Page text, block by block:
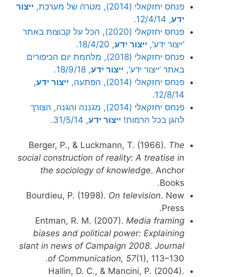
פנחס יחזקאלי (2014), מטרה של מערכת,
ייצור
ידע, 12/4/14.
פנחס יחזקאלי (2020), הכל על קבוצות באתר
‘ייצור ידע’, ייצור ידע, 18/4/20.
פנחס יחזקאלי (2018), מלחמת יום הכיפורים
באתר ‘ייצור ידע’, ייצור ידע, 18/9/18.
פנחס יחזקאלי (2014), הפתעה,
ייצור ידע,
12/8/14.
פנחס יחזקאלי (2014), מגננה והגנה, הצורך
להגן בכל הרמות! ייצור ידע, 31/5/14.
Berger, P., & Luckmann, T. (1966). The
social construction of reality: A treatise in
the sociology of knowledge. Anchor
Books.
Bourdieu, P. (1998). On television. New
Press.
Entman, R. M. (2007). Media framing
biases and political power: Explaining
slant in news of Campaign 2008. Journal
of Communication, 57(1), 113–130.
Hallin, D. C., & Mancini, P. (2004).